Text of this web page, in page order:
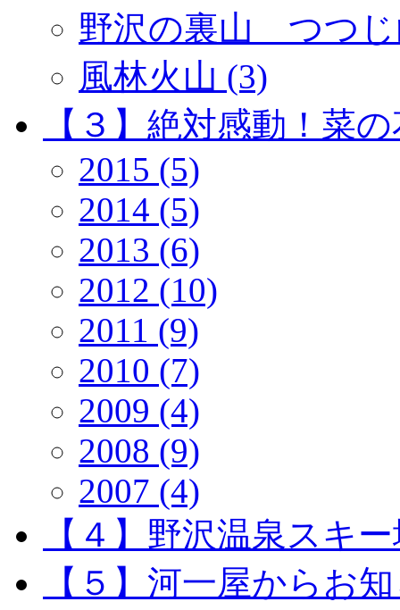
野沢の裏山 つつじ
風林火山 (3)
【３】絶対感動！菜
2015 (5)
2014 (5)
2013 (6)
2012 (10)
2011 (9)
2010 (7)
2009 (4)
2008 (9)
2007 (4)
【４】野沢温泉スキ
【５】河一屋からお